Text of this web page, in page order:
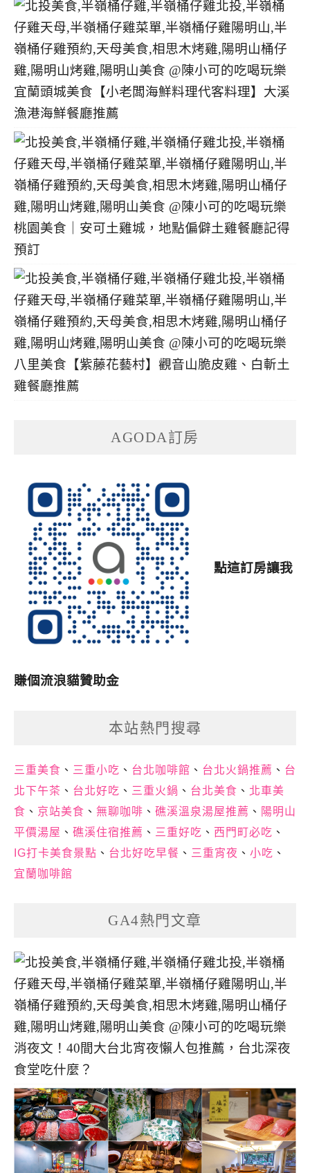
宜蘭頭城美食【小老闆海鮮料理代客料理】大溪
漁港海鮮餐廳推薦
桃園美食｜安可土雞城，地點偏僻土雞餐廳記得
預訂
八里美食【紫藤花藝村】觀音山脆皮雞、白斬土
雞餐廳推薦
AGODA訂房
點這訂房讓我
賺個流浪貓贊助金
本站熱門搜尋
三重美食 、 三重小吃 、 台北咖啡館 、 台北火鍋推薦 、 台
北下午茶 、 台北好吃 、 三重火鍋 、 台北美食 、 北車美
食 、 京站美食 、 無聊咖啡 、 礁溪溫泉湯屋推薦 、 陽明山
平價湯屋 、 礁溪住宿推薦 、 三重好吃 、 西門町必吃 、
IG打卡美食景點 、 台北好吃早餐 、 三重宵夜 、 小吃 、
宜蘭咖啡館
GA4熱門文章
消夜文！40間大台北宵夜懶人包推薦，台北深夜
食堂吃什麼？